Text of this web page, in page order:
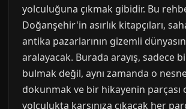
yolculuğuna çıkmak gibidir. Bu
Doğanşehir'in asırlık kitapçıları,
antika pazarlarının gizemli
aralayacak. Burada arayış, sadece
bulmak değil, aynı zamanda o
dokunmak ve bir hikayenin parçası
yolculukta karşınıza çıkacak her